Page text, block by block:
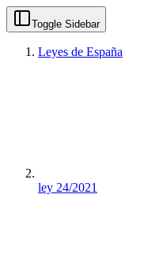
Toggle Sidebar
Leyes de España
ley 24/2021